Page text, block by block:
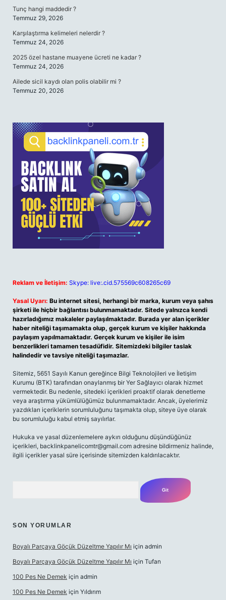
Tunç hangi maddedir ?
Temmuz 29, 2026
Karşılaştırma kelimeleri nelerdir ?
Temmuz 24, 2026
2025 özel hastane muayene ücreti ne kadar ?
Temmuz 24, 2026
Ailede sicil kaydı olan polis olabilir mi ?
Temmuz 20, 2026
Reklam ve İletişim: Skype: live:.cid.575569c608265c69
Yasal Uyarı: Bu internet sitesi, herhangi bir marka, kurum veya şahıs
şirketi ile hiçbir bağlantısı bulunmamaktadır. Sitede yalnızca kendi
hazırladığımız makaleler paylaşılmaktadır. Burada yer alan içerikler
haber niteliği taşımamakta olup, gerçek kurum ve kişiler hakkında
paylaşım yapılmamaktadır. Gerçek kurum ve kişiler ile isim
benzerlikleri tamamen tesadüfidir. Sitemizdeki bilgiler taslak
halindedir ve tavsiye niteliği taşımazlar.
Sitemiz, 5651 Sayılı Kanun gereğince Bilgi Teknolojileri ve İletişim
Kurumu (BTK) tarafından onaylanmış bir Yer Sağlayıcı olarak hizmet
vermektedir. Bu nedenle, sitedeki içerikleri proaktif olarak denetleme
veya araştırma yükümlülüğümüz bulunmamaktadır. Ancak, üyelerimiz
yazdıkları içeriklerin sorumluluğunu taşımakta olup, siteye üye olarak
bu sorumluluğu kabul etmiş sayılırlar.
Hukuka ve yasal düzenlemelere aykırı olduğunu düşündüğünüz
içerikleri, backlinkpanelicomtr@gmail.com adresine bildirmeniz halinde,
ilgili içerikler yasal süre içerisinde sitemizden kaldırılacaktır.
SON YORUMLAR
Boyalı Parçaya Göçük Düzeltme Yapılır Mı için admin
Boyalı Parçaya Göçük Düzeltme Yapılır Mı için Tufan
100 Pes Ne Demek için admin
100 Pes Ne Demek için Yıldırım